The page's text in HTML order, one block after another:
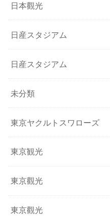
日本觀光
日産スタジアム
日産スタジアム
未分類
東京ヤクルトスワローズ
東京観光
東京觀光
東京觀光